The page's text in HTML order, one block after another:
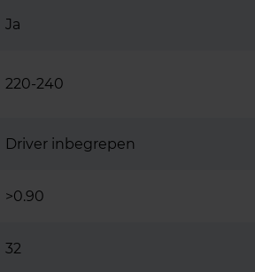
Ja
220-240
Driver inbegrepen
>0.90
32